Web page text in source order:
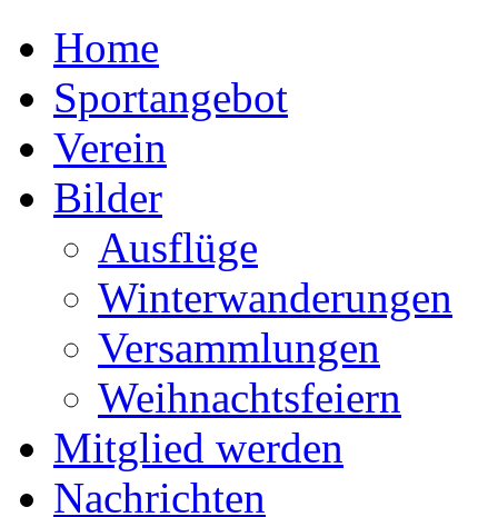
Home
Sportangebot
Verein
Bilder
Ausflüge
Winterwanderungen
Versammlungen
Weihnachtsfeiern
Mitglied werden
Nachrichten